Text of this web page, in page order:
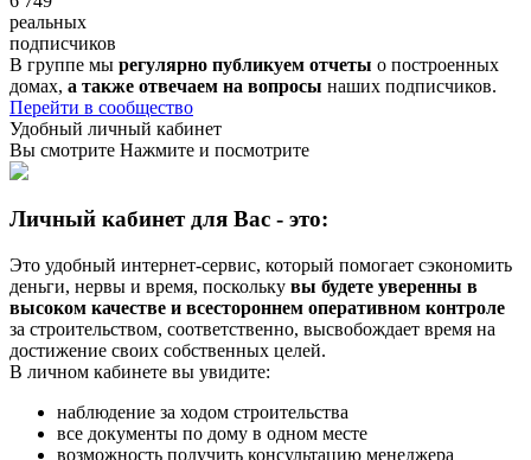
реальных
подписчиков
В группе мы регулярно публикуем отчеты о построенных
домах, а также отвечаем на вопросы наших подписчиков.
Перейти в сообщество
Удобный личный кабинет
Вы смотрите Нажмите и посмотрите
Личный кабинет для Вас - это:
Это удобный интернет-сервис, который помогает сэкономить
деньги, нервы и время, поскольку вы будете уверенны в
высоком качестве и всестороннем оперативном контроле
за строительством, соответственно, высвобождает время на
достижение своих собственных целей.
В личном кабинете вы увидите:
наблюдение за ходом строительства
все документы по дому в одном месте
возможность получить консультацию менеджера